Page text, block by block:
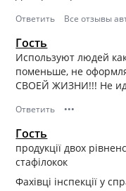
Ответить Все отзывы
Гость
Используют людей
поменьше, не
СВОЕЙ ЖИЗНИ!!! Не
Ответить •••
Гость
продукції двох
стафілокок
Фахівці інспекції у